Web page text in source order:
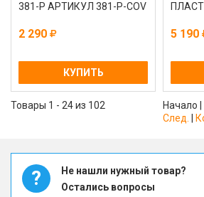
381-P АРТИКУЛ 381-P-COV
2 290
КУПИТЬ
5 190
Товары 1 - 24 из 102 Начало |
След.
?
Не нашли нужный товар?
Остались вопросы